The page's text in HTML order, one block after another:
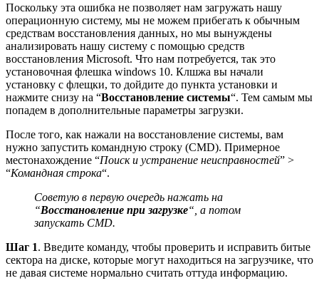
Поскольку эта ошибка не позволяет нам загружать нашу
операционную систему, мы не можем прибегать к обычным
средствам восстановления данных, но мы вынуждены
анализировать нашу систему с помощью средств
восстановления Microsoft. Что нам потребуется, так это
установочная флешка windows 10. Клшжа вы начали
установку с флещки, то дойдите до пункта установки и
нажмите снизу на “Восстановление системы“. Тем самым мы
попадем в дополнительные параметры загрузки.
После того, как нажали на восстановление системы, вам
нужно запустить командную строку (CMD). Примерное
местонахождение “Поиск и устранение неисправностей” >
“Командная строка“.
Советую в первую очередь нажать на
“Восстановление при загрузке“, а потом
запускать CMD.
Шаг 1. Введите команду, чтобы проверить и исправить битые
сектора на диске, которые могут находиться на загрузчике, что
не давая системе нормально считать оттуда информацию.